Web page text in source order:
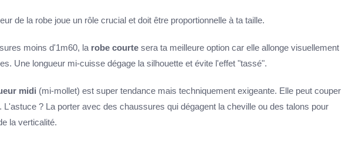
de la robe joue un rôle crucial et doit être proportionnelle à ta taille.
moins d'1m60, la robe courte sera ta meilleure option car elle allonge visuellement
Une longueur mi-cuisse dégage la silhouette et évite l'effet "tassé".
midi (mi-mollet) est super tendance mais techniquement exigeante. Elle peut couper
L'astuce ? La porter avec des chaussures qui dégagent la cheville ou des talons pour
la verticalité.